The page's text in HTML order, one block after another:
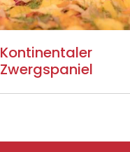
Kontinentaler
Zwergspaniel